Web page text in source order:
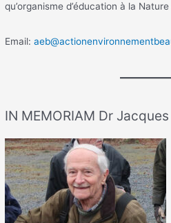
qu’organisme d’éducation à la
Email:
IN MEMORIAM Dr